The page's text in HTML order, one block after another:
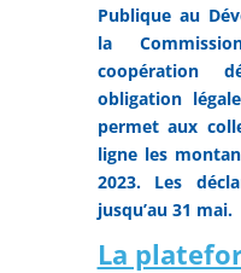
Publique au
la
coopération
obligation
permet aux
ligne les
2023. Les
jusqu’au 31 mai.
La